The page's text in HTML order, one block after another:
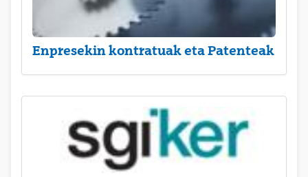
Enpresekin kontratuak eta Patenteak